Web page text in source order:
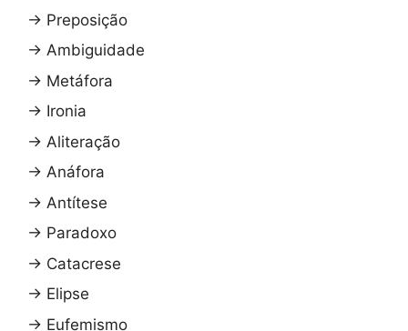
→ Preposição
→ Ambiguidade
→ Metáfora
→ Ironia
→ Aliteração
→ Anáfora
→ Antítese
→ Paradoxo
→ Catacrese
→ Elipse
→ Eufemismo